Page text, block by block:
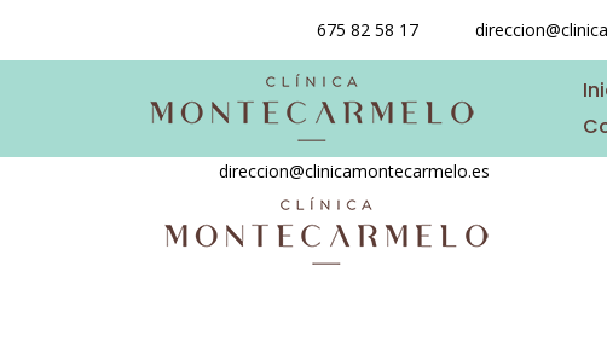
675 82 58 17
direccion@clinicamontecarmelo.es